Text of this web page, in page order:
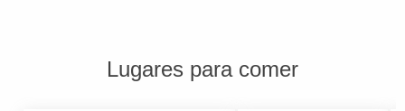
Lugares para comer